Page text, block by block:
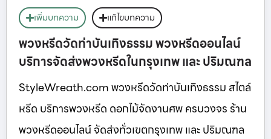
เพิ่มบทความ แก้ไขบทความ
พวงหรีดวัดท่าบันเทิงธรรม พวงหรีดออนไลน์
บริการจัดส่งพวงหรีดในกรุงเทพ และ ปริมณฑล
StyleWreath.com พวงหรีดวัดท่าบันเทิงธรรม สไตล์
หรีด บริการพวงหรีด ดอกไม้จัดงานศพ ครบวงจร ร้าน
พวงหรีดออนไลน์ จัดส่งทั่วเขตกรุงเทพ และ ปริมณฑล